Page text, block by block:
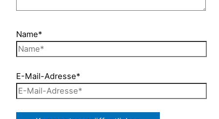
Name*
E-Mail-Adresse*